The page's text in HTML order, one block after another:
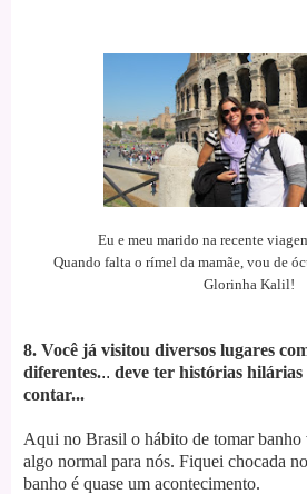
Eu e meu marido na recente
Quando falta o rímel da mamãe, vou de
Glorinha Kalil!
8. Você já visitou diversos lugares
diferentes... deve ter histórias hilárias
contar...
Aqui no Brasil o hábito de tomar banho
algo normal para nós. Fiquei chocada no
banho é quase um acontecimento.